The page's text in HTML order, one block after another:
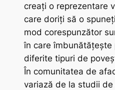
creați o reprezentare
care doriți să o
mod corespunzător
în care îmbunătățește
diferite tipuri de
În comunitatea de
variază de la studii